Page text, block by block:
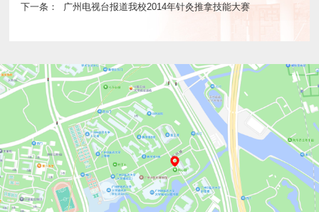
下一条： 广州电视台报道我校2014年针灸推拿技能大赛